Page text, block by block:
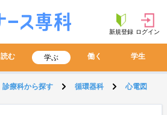
新規登録 ログイン
読む 学ぶ 働く 学生
診療科から探す 循環器科 心電図